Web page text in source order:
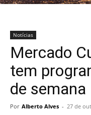
Notícias
Mercado
tem
de semana
Por Alberto Alves - 27 de